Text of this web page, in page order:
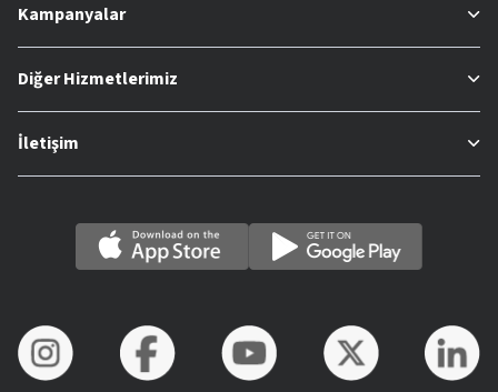
Kampanyalar
Diğer Hizmetlerimiz
İletişim